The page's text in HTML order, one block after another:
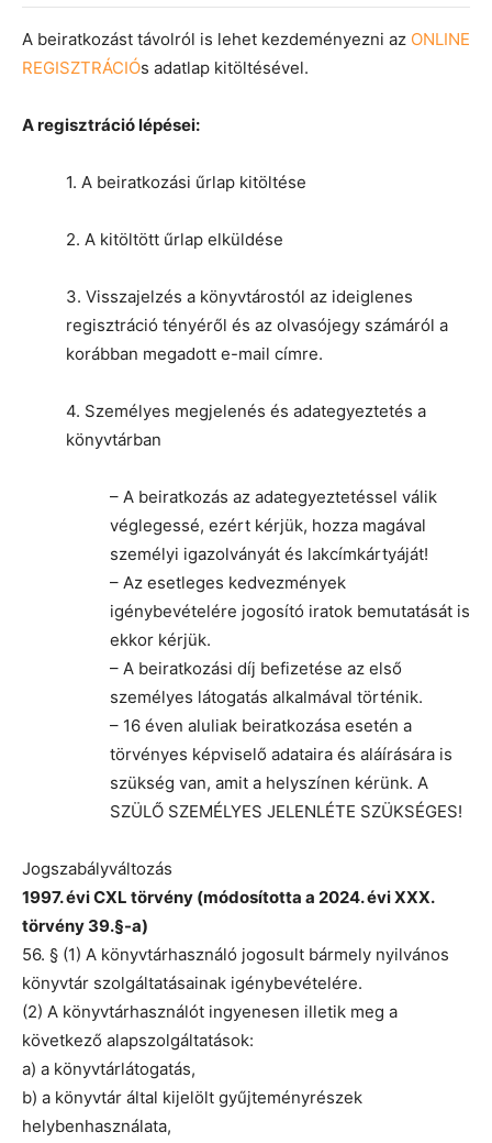
A beiratkozást távolról is lehet kezdeményezni az ONLINE
REGISZTRÁCIÓs adatlap kitöltésével.
A regisztráció lépései:
1. A beiratkozási űrlap kitöltése
2. A kitöltött űrlap elküldése
3. Visszajelzés a könyvtárostól az ideiglenes
regisztráció tényéről és az olvasójegy számáról a
korábban megadott e-mail címre.
4. Személyes megjelenés és adategyeztetés a
könyvtárban
– A beiratkozás az adategyeztetéssel válik
véglegessé, ezért kérjük, hozza magával
személyi igazolványát és lakcímkártyáját!
– Az esetleges kedvezmények
igénybevételére jogosító iratok bemutatását is
ekkor kérjük.
– A beiratkozási díj befizetése az első
személyes látogatás alkalmával történik.
– 16 éven aluliak beiratkozása esetén a
törvényes képviselő adataira és aláírására is
szükség van, amit a helyszínen kérünk. A
SZÜLŐ SZEMÉLYES JELENLÉTE SZÜKSÉGES!
Jogszabályváltozás
1997. évi CXL törvény (módosította a 2024. évi XXX.
törvény 39.§-a)
56. § (1) A könyvtárhasználó jogosult bármely nyilvános
könyvtár szolgáltatásainak igénybevételére.
(2) A könyvtárhasználót ingyenesen illetik meg a
következő alapszolgáltatások:
a) a könyvtárlátogatás,
b) a könyvtár által kijelölt gyűjteményrészek
helybenhasználata,